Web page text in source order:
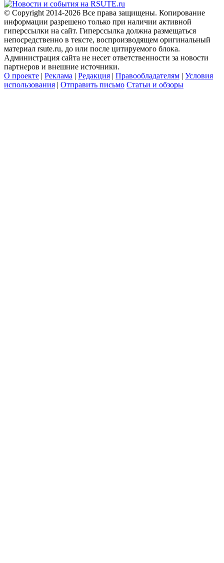
© Copyright 2014-2026 Все права защищены. Копирование
информации разрешено только при наличии активной
гиперссылки на сайт. Гиперссылка должна размещаться
непосредственно в тексте, воспроизводящем оригинальный
материал rsute.ru, до или после цитируемого блока.
Администрация сайта не несет ответственности за новости
партнеров и внешние источники.
О проекте | Реклама | Редакция | Правообладателям | Условия
использования | Отправить письмо Статьи и обзоры